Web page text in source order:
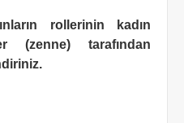
rollerinin kadın
(zenne) tarafından